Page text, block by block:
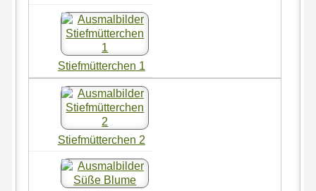
Stiefmütterchen 1
Stiefmütterchen 2